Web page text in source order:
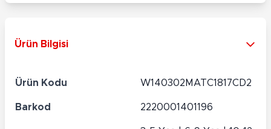
Ürün Bilgisi
Ürün Kodu W140302MATC1817CD2
Barkod 2220001401196